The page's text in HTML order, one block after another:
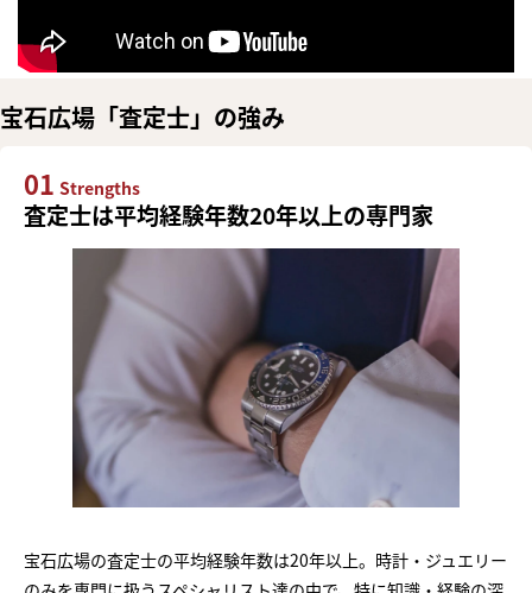
宝石広場「査定士」の強み
01 Strengths
査定士は平均経験年数20年以上の専門家
宝石広場の査定士の平均経験年数は20年以上。時計・ジュエリー